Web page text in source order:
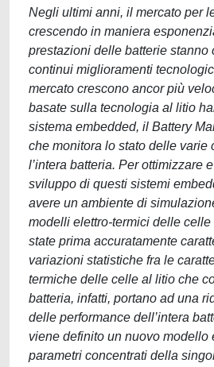
Negli ultimi anni, il mercato per
crescendo in maniera
prestazioni delle batterie stanno
continui miglioramenti
mercato crescono ancor più
basate sulla tecnologia al litio
sistema embedded, il Battery
che monitora lo stato delle varie
l’intera batteria. Per ottimizzare
sviluppo di questi sistemi
avere un ambiente di
modelli elettro-termici delle
state prima accuratamente
variazioni statistiche fra le
termiche delle celle al litio che
batteria, infatti, portano ad una
delle performance dell’intera
viene definito un nuovo modello
parametri concentrati della